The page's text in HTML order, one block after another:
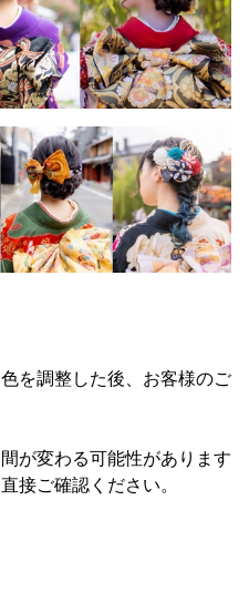
を調整した後、お客様のご
が変わる可能性があります
接ご確認ください。